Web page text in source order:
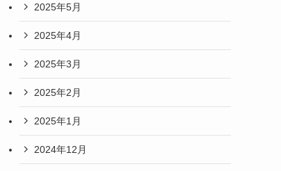
2025年5月
2025年4月
2025年3月
2025年2月
2025年1月
2024年12月